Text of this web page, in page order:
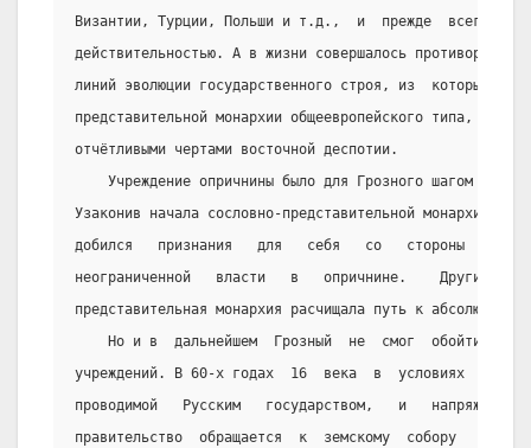
Византии, Турции, Польши и т.д.,  и  прежде  всего
действительностью. А в жизни совершалось
линий эволюции государственного строя, из  которых
представительной монархии общеевропейского типа,
отчётливыми чертами восточной деспотии.
Учреждение опричнины было для Грозного шагом к
Узаконив начала сословно-представительной монархии в
добился   признания   для   себя   со   стороны
неограниченной   власти   в   опричнине.    Другими
представительная монархия расчищала путь к абсолютизму.
Но и в  дальнейшем  Грозный  не  смог  обойтись
учреждений. В 60-х годах  16  века  в  условиях
проводимой   Русским   государством,   и
правительство  обращается  к  земскому  собору   по